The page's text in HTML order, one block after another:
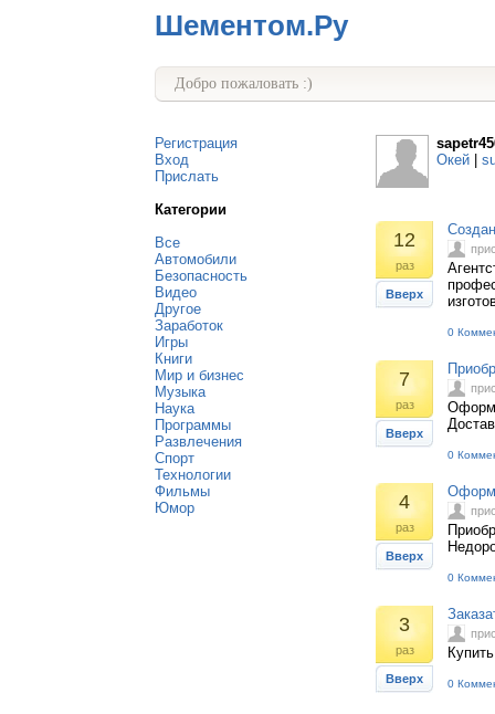
Шементом.Ру
Добро пожаловать :)
Регистрация
Вход
Прислать
Категории
Все
Автомобили
Безопасность
Видео
Другое
Заработок
Игры
Книги
Мир и бизнес
Музыка
Наука
Программы
Развлечения
Спорт
Технологии
Фильмы
Юмор
Окей
12
раз
Вверх
0
7
раз
Вверх
0
4
раз
Вверх
0
3
раз
Вверх 0